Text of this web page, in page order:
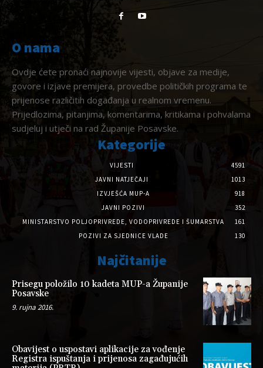
O nama
Ovdje ćete pronaći najnovije vijesti, objave za medije,
govore i izjave premijera, provedbe političkih programa te
prijenose različitih događanja u realnom vremenu.
Prijedlozima, pitanjima, komentarima, kritikama i pohvalama
sudjeluj i utječi na rad Županije Posavske.
Kategorije
VIJESTI
4591
JAVNI NATJEČAJI
1013
IZVJEŠĆA MUP-A
918
JAVNI POZIVI
352
MINISTARSTVO POLJOPRIVREDE, VODOPRIVREDE I ŠUMARSTVA
161
POZIVI ZA SJEDNICE VLADE
130
Najčitanije
Prisegu položilo 10 kadeta MUP-a Županije
Posavske
9. rujna 2016.
Obavijest o uspostavi aplikacije za vođenje
Registra ispuštanja i prijenosa zagađujućih